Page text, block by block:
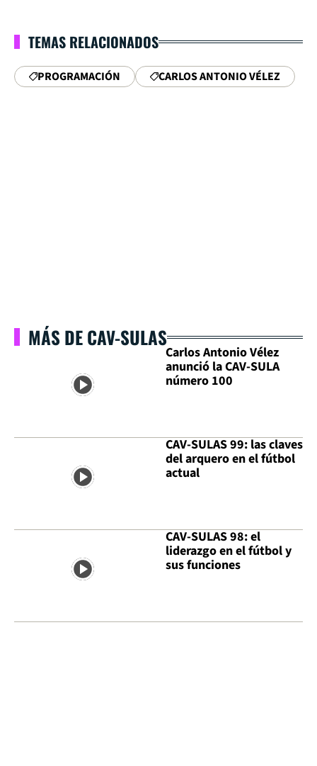
TEMAS RELACIONADOS
PROGRAMACIÓN CARLOS ANTONIO VÉLEZ
MÁS DE CAV-SULAS
Carlos Antonio Vélez
anunció la CAV-SULA
número 100
CAV-SULAS 99: las claves
del arquero en el fútbol
actual
CAV-SULAS 98: el
liderazgo en el fútbol y
sus funciones